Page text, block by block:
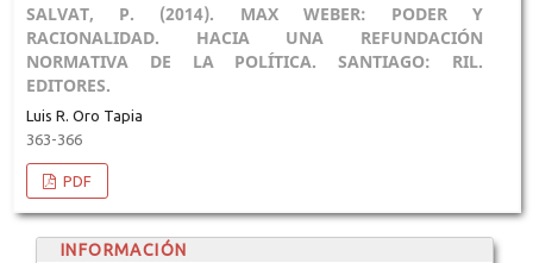
SALVAT, P. (2014). MAX WEBER: PODER Y
RACIONALIDAD. HACIA UNA REFUNDACIÓN
NORMATIVA DE LA POLÍTICA. SANTIAGO: RIL.
EDITORES.
Luis R. Oro Tapia
363-366
PDF
INFORMACIÓN